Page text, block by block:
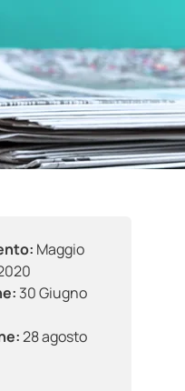
Maggio
30 Giugno
28 agosto